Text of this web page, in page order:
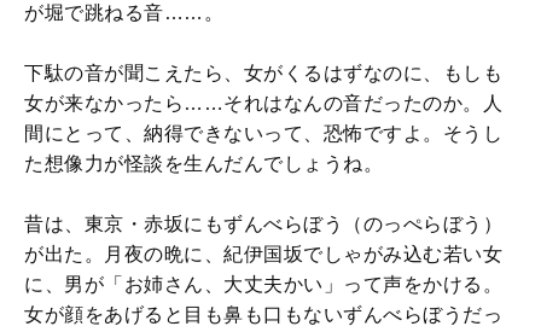
が堀で跳ねる音……。
下駄の音が聞こえたら、女がくるはずなのに、もしも
女が来なかったら……それはなんの音だったのか。人
間にとって、納得できないって、恐怖ですよ。そうし
た想像力が怪談を生んだんでしょうね。
昔は、東京・赤坂にもずんべらぼう（のっぺらぼう）
が出た。月夜の晩に、紀伊国坂でしゃがみ込む若い女
に、男が「お姉さん、大丈夫かい」って声をかける。
女が顔をあげると目も鼻も口もないずんべらぼうだっ